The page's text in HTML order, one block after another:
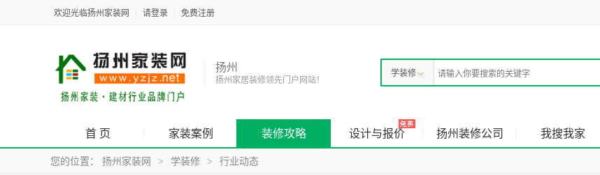
欢迎光临扬州家装网 请登录 免费注册
扬州
扬州家居装修领先门户网站！
学装修
首 页 家装案例 装修攻略 设计与报价 扬州装修公司 我搜我家
您的位置： 扬州家装网 > 学装修 > 行业动态